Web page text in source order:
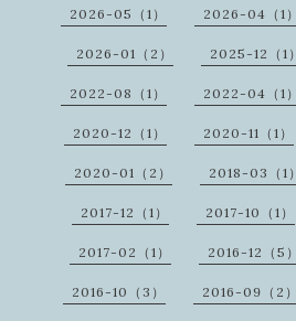
2026-05（1） 2026-04（1）
2026-01（2） 2025-12（1）
2022-08（1） 2022-04（1）
2020-12（1） 2020-11（1）
2020-01（2） 2018-03（1）
2017-12（1） 2017-10（1）
2017-02（1） 2016-12（5）
2016-10（3） 2016-09（2）